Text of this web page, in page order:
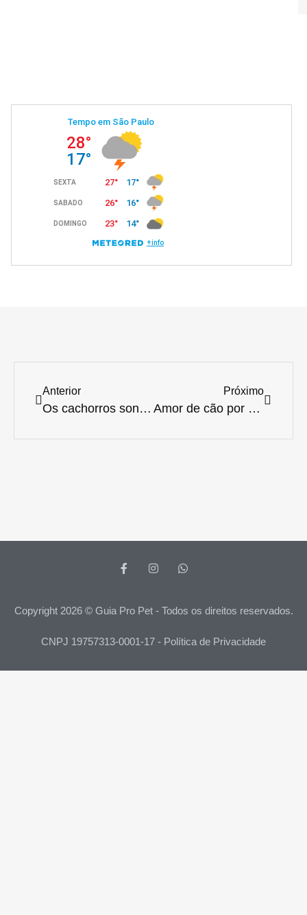
Anterior
Os cachorros sonham como nós?
Próximo
Amor de cão por donos é semelhante ao do bebê pelos pais
Copyright 2026 © Guia Pro Pet - Todos os direitos reservados.
CNPJ 19757313-0001-17 - Política de Privacidade